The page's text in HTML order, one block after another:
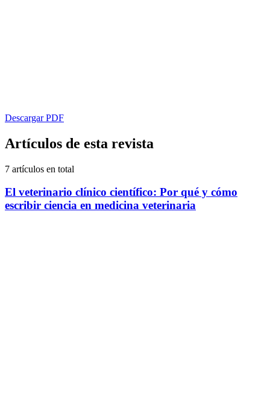
Descargar PDF
Artículos de esta revista
7 artículos en total
El veterinario clínico científico: Por qué y cómo
escribir ciencia en medicina veterinaria